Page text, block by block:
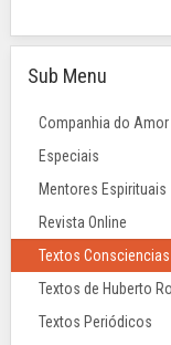
Sub Menu
Companhia do Amor
Especiais
Mentores Espirituais
Revista Online
Textos Consciencias
Textos de Huberto
Textos Periódicos